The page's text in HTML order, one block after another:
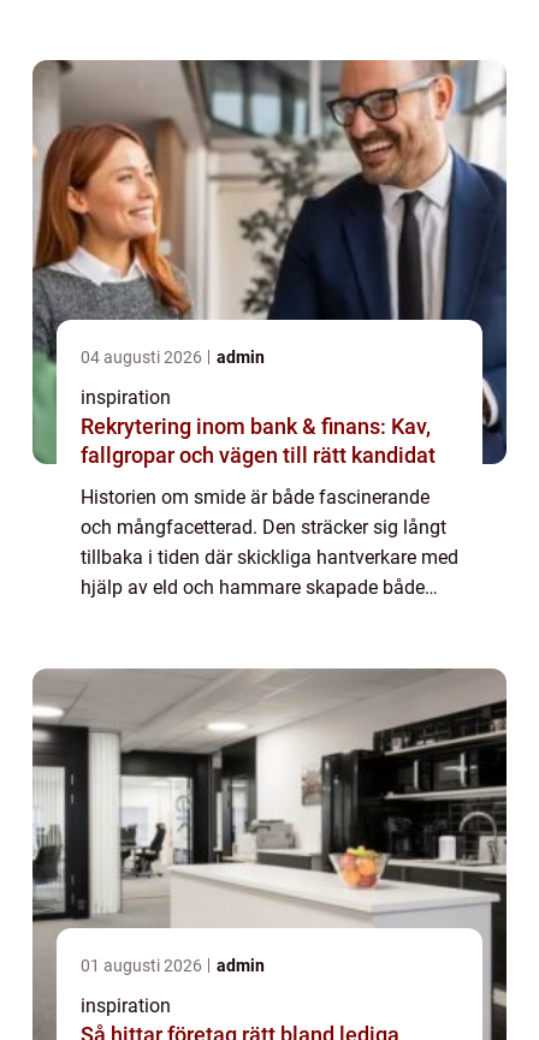
04 augusti 2026 admin
inspiration
Rekrytering inom bank & finans: Kav,
fallgropar och vägen till rätt kandidat
Historien om smide är både fascinerande
och mångfacetterad. Den sträcker sig långt
tillbaka i tiden där skickliga hantverkare med
hjälp av eld och hammare skapade både
01 augusti 2026 admin
inspiration
Så hittar företag rätt bland lediga